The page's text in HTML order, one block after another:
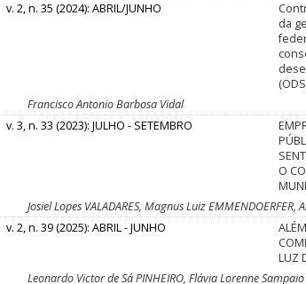
v. 2, n. 35 (2024): ABRIL/JUNHO
da
Francisco Antonio Barbosa Vidal
v. 3, n. 33 (2023): JULHO - SETEMBRO
O
Josiel Lopes VALADARES, Magnus Luiz EMMENDOERFER,
v. 2, n. 39 (2025): ABRIL - JUNHO
LUZ
Leonardo Victor de Sá PINHEIRO, Flávia Lorenne Sampaio